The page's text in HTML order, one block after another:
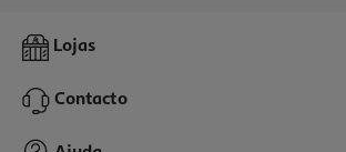
Tostas Auchan Finas Trigo Sem Óleo Palma 100g
1,29 €
Lojas
Contacto